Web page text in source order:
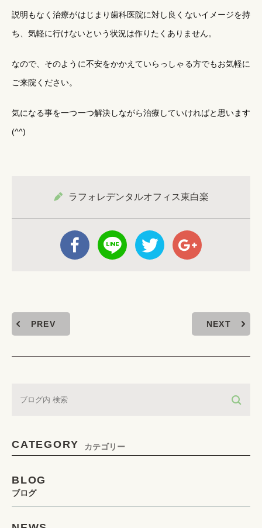
説明もなく治療がはじまり歯科医院に対し良くないイメージを持
ち、気軽に行けないという状況は作りたくありません。
なので、そのように不安をかかえていらっしゃる方でもお気軽に
ご来院ください。
気になる事を一つ一つ解決しながら治療していければと思います
(^^)
ラフォレデンタルオフィス東白楽
PREV NEXT
CATEGORY カテゴリー
BLOG
ブログ